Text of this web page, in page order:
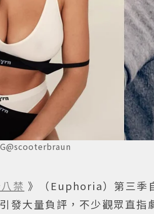
禁 》（Euphoria）第三季
發大量負評，不少觀眾直指